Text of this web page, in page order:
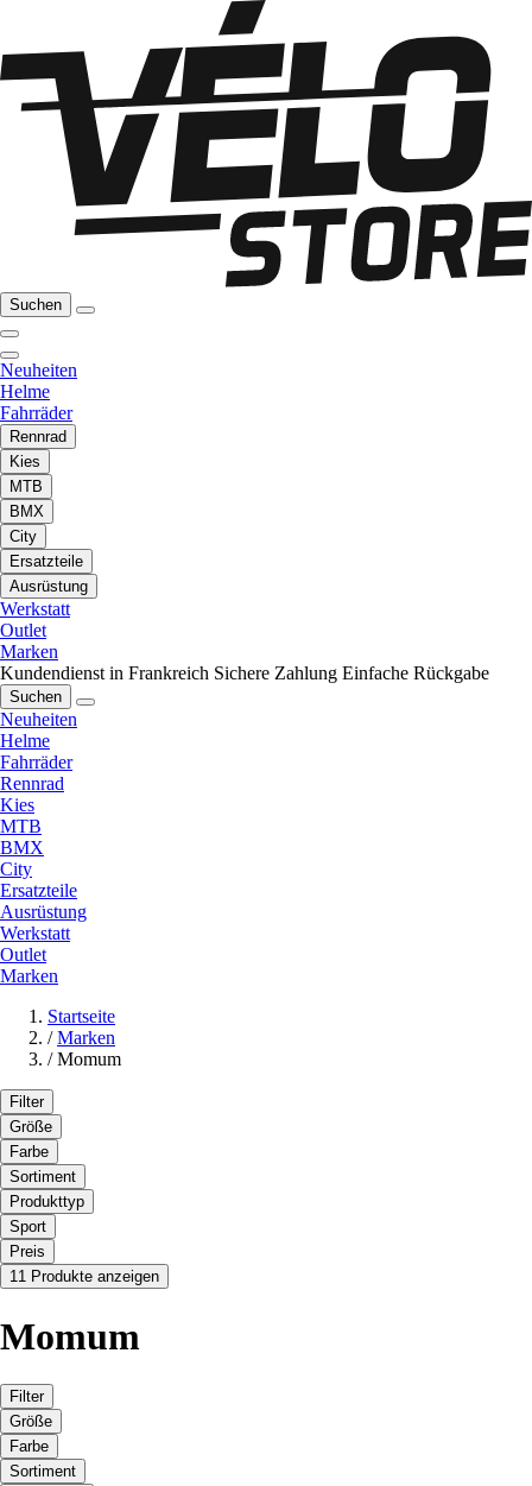
Suchen
Neuheiten
Helme
Fahrräder
Rennrad
Kies
MTB
BMX
City
Ersatzteile
Ausrüstung
Werkstatt
Outlet
Marken
Kundendienst in Frankreich Sichere Zahlung Einfache Rückgabe
Suchen
Neuheiten
Helme
Fahrräder
Rennrad
Kies
MTB
BMX
City
Ersatzteile
Ausrüstung
Werkstatt
Outlet
Marken
Startseite
/ Marken
/ Momum
Filter
Größe
Farbe
Sortiment
Produkttyp
Sport
Preis
11 Produkte anzeigen
Momum
Filter
Größe
Farbe
Sortiment